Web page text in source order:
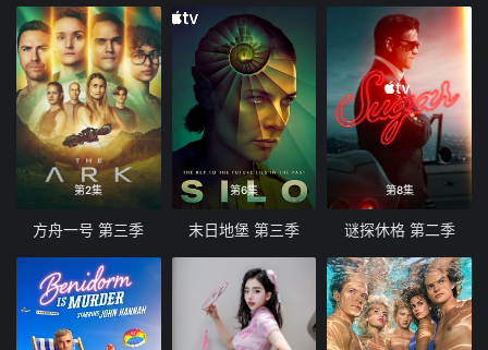
第2集
方舟一号 第三季
第6集
末日地堡 第三季
第8集
谜探休格 第二季